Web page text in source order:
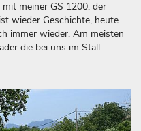
meiner GS 1200, der
wieder Geschichte, heute
immer wieder. Am meisten
die bei uns im Stall